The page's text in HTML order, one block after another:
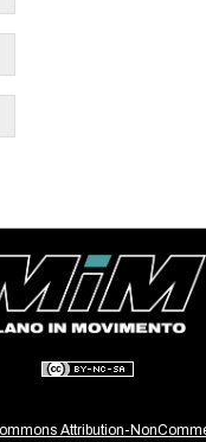
Attribution-